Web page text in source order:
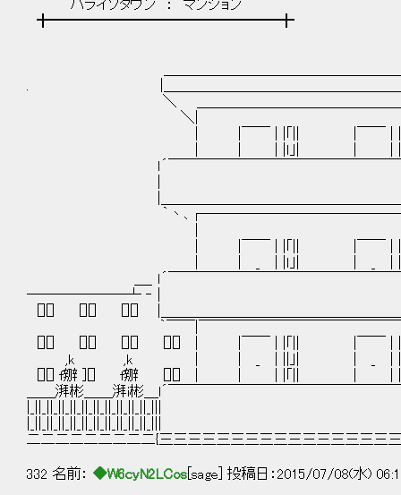
パライソタウン ： マンション
╋━━━━━━━━━━━━━━━━╋
＼ ＿＿＿＿＿＿＿＿＿＿＿＿＿＿＿＿＿
＼| |
｀丶､┌―――――――――――――――‐｀ー
―――――――┴ ‐ | ｜ ＼.
,k ,k | | _ | ||｣| | _ | ||
[][] f辧 ][] f辧 [][] | | | |｢|| |
＿＿湃彬＿＿湃i彬＿l´￣￣￣￣￣￣￣￣￣￣￣￣￣
二二二二二二二二二{三三三三三三三三三三三三三三三三三三三三
332 名前： ◆W6cyN2LCos [sage] 投稿日：2015/07/08(水)